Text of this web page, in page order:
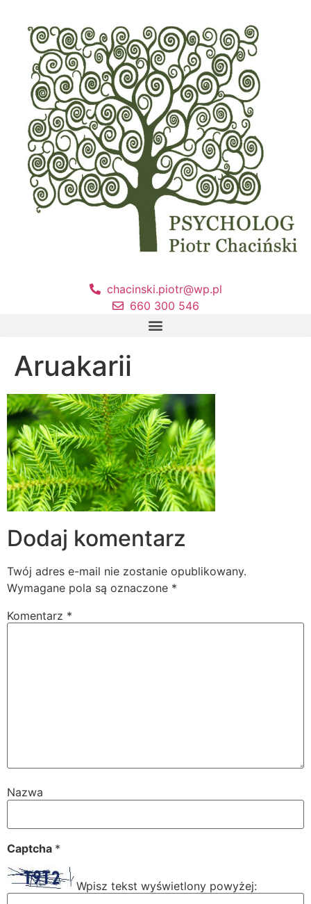
chacinski.piotr@wp.pl
660 300 546
Aruakarii
Dodaj komentarz
Twój adres e-mail nie zostanie opublikowany.
Wymagane pola są oznaczone *
Komentarz *
Nazwa
Captcha *
Wpisz tekst wyświetlony powyżej: